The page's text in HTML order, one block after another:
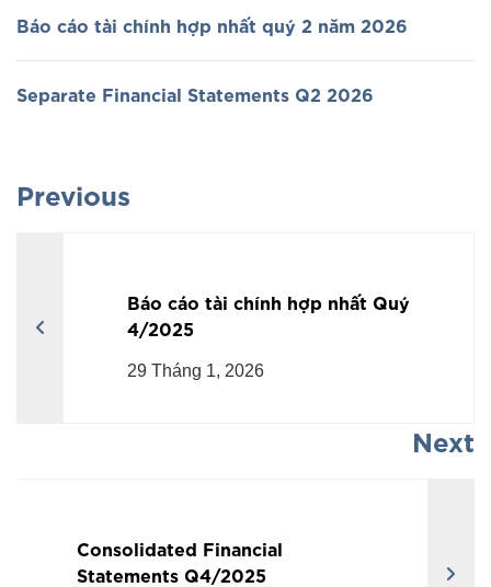
Báo cáo tài chính hợp nhất quý 2 năm 2026
Separate Financial Statements Q2 2026
Previous
Báo cáo tài chính hợp nhất Quý
4/2025
29 Tháng 1, 2026
Next
Consolidated Financial
Statements Q4/2025